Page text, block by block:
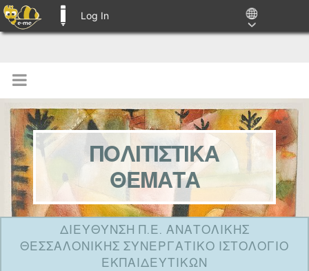
Log In
ΠΟΛΙΤΙΣΤΙΚΑ
ΘΕΜΑΤΑ
ΔΙΕΥΘΥΝΣΗ Π.Ε. ΑΝΑΤΟΛΙΚΗΣ
ΘΕΣΣΑΛΟΝΙΚΗΣ ΣΥΝΕΡΓΑΤΙΚΟ ΙΣΤΟΛΟΓΙΟ
ΕΚΠΑΙΔΕΥΤΙΚΩΝ